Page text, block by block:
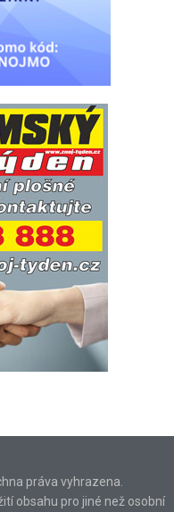
práva vyhrazena.
obsahu pro jiné než osobní